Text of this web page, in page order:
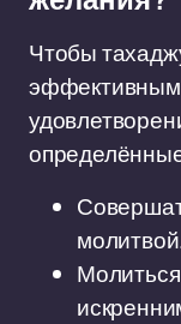
Чтобы
эффективным